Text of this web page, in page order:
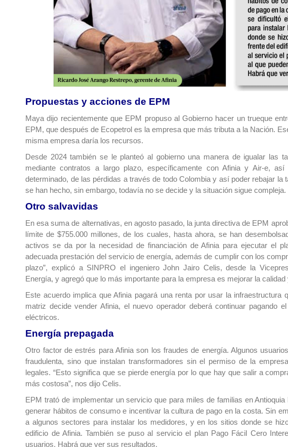
Propuestas y acciones de EPM
Maya dijo recientemente que EPM propuso al Gobierno hacer un trueque
EPM, que después de Ecopetrol es la empresa que más tributa a la Nación.
misma empresa daría los recursos.
Desde 2024 también se le planteó al gobierno una manera de igualar las
mediante contratos a largo plazo, específicamente con Afinia y Air-e,
determinado, de las pérdidas a través de todo Colombia y así poder rebajar la
se han hecho, sin embargo, todavía no se decide y la situación sigue compleja.
Otro salvavidas
En esa suma de alternativas, en agosto pasado, la junta directiva de EPM
límite de $755.000 millones, de los cuales, hasta ahora, se han
activos se da por la necesidad de financiación de Afinia para ejecutar el
adecuada prestación del servicio de energía, además de cumplir con los
plazo”, explicó a SINPRO el ingeniero John Jairo Celis, desde la
Energía, y agregó que lo más importante para la empresa es mejorar la
Este acuerdo implica que Afinia pagará una renta por usar la infraestructura
matriz decide vender Afinia, el nuevo operador deberá continuar pagando
eléctricos.
Energía prepagada
Otro factor de estrés para Afinia son los fraudes de energía. Algunos
fraudulenta, sino que instalan transformadores sin el permiso de la
legales. “Esto significa que se pierde energía por lo que hay que salir a
más costosa”, nos dijo Celis.
EPM trató de implementar un servicio que para miles de familias en
generar hábitos de consumo e incentivar la cultura de pago en la costa. Sin
a algunos sectores para instalar los medidores, y en los sitios donde se
edificio de Afinia. También se puso al servicio el plan Pago Fácil Cero
usuarios. Habrá que ver sus resultados.